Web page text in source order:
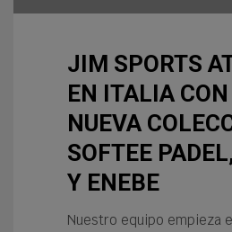
JIM SPORTS
EN ITALIA
NUEVA
SOFTEE
Y ENEBE
Nuestro equipo empieza el